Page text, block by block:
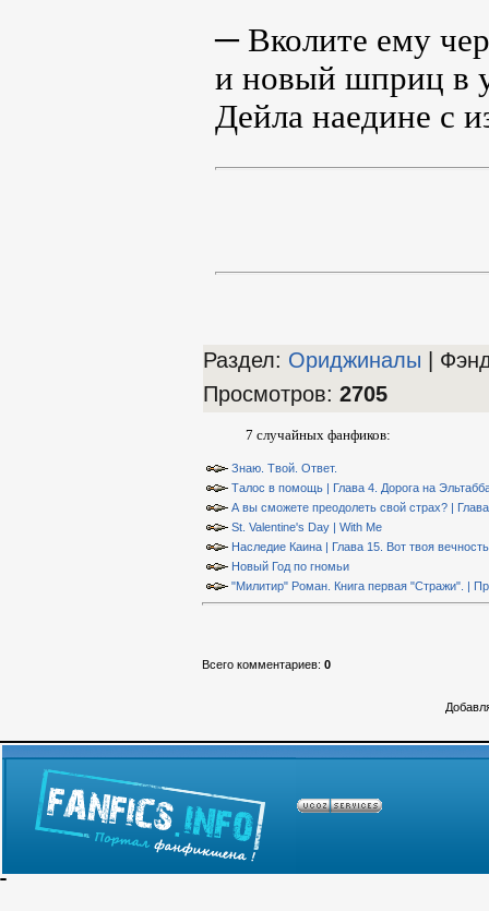
─ Вколите ему
и новый шприц в
Дейла наедине с
Раздел: Ориджиналы |
Просмотров: 2705
7 случайных фанфиков:
Знаю. Твой. Ответ.
Талос в помощь | Глава 4. Дорога на
А вы сможете преодолеть свой страх? |
St. Valentine's Day | With Me
Наследие Каина | Глава 15. Вот твоя вечность
Новый Год по гномьи
"Милитир" Роман. Книга первая "Стражи". |
Всего комментариев: 0